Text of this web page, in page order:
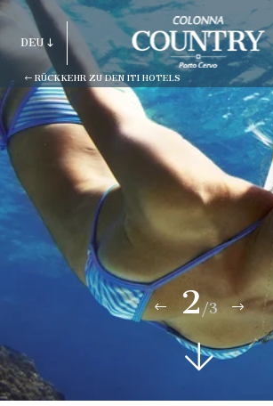
RÜCKKEHR ZU DEN ITI HOTELS
DEU
ITA
ENG
FRA
STRUKTUR
WÄHLEN
2/3